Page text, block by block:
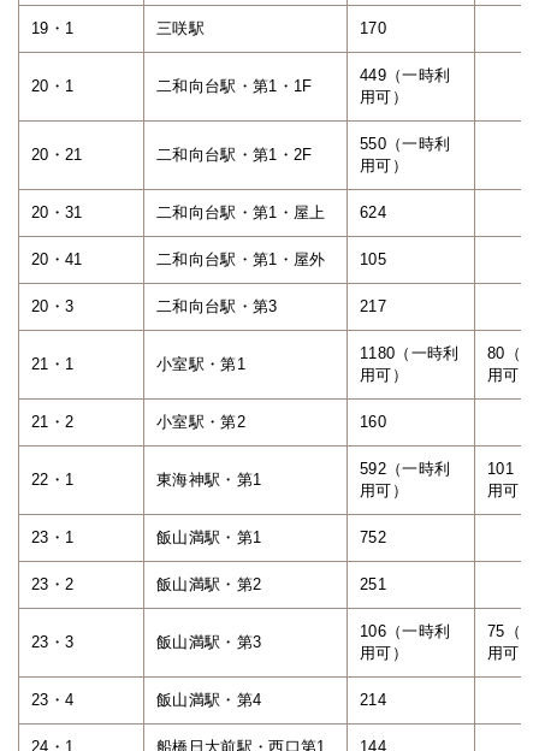
19・1 三咲駅 170
20・1 二和向台駅・第1・1F
449（一時利
用可）
20・21 二和向台駅・第1・2F
550（一時利
用可）
20・31 二和向台駅・第1・屋上 624
20・41 二和向台駅・第1・屋外 105
20・3 二和向台駅・第3 217
21・1 小室駅・第1
1180（一時利
用可）
80（
用可）
21・2 小室駅・第2 160
22・1 東海神駅・第1
592（一時利
用可）
101（
用可）
23・1 飯山満駅・第1 752
23・2 飯山満駅・第2 251
23・3 飯山満駅・第3
106（一時利
用可）
75（
用可）
23・4 飯山満駅・第4 214
24・1 船橋日大前駅・西口第1 144